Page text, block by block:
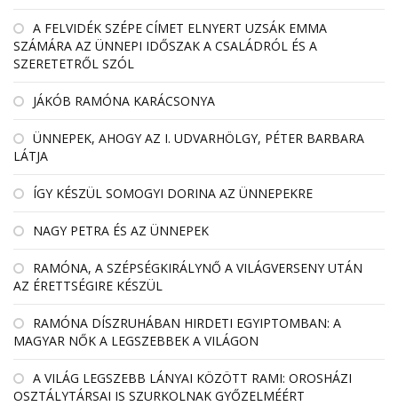
A FELVIDÉK SZÉPE CÍMET ELNYERT UZSÁK EMMA
SZÁMÁRA AZ ÜNNEPI IDŐSZAK A CSALÁDRÓL ÉS A
SZERETETRŐL SZÓL
JÁKÓB RAMÓNA KARÁCSONYA
ÜNNEPEK, AHOGY AZ I. UDVARHÖLGY, PÉTER BARBARA
LÁTJA
ÍGY KÉSZÜL SOMOGYI DORINA AZ ÜNNEPEKRE
NAGY PETRA ÉS AZ ÜNNEPEK
RAMÓNA, A SZÉPSÉGKIRÁLYNŐ A VILÁGVERSENY UTÁN
AZ ÉRETTSÉGIRE KÉSZÜL
RAMÓNA DÍSZRUHÁBAN HIRDETI EGYIPTOMBAN: A
MAGYAR NŐK A LEGSZEBBEK A VILÁGON
A VILÁG LEGSZEBB LÁNYAI KÖZÖTT RAMI: OROSHÁZI
OSZTÁLYTÁRSAI IS SZURKOLNAK GYŐZELMÉÉRT